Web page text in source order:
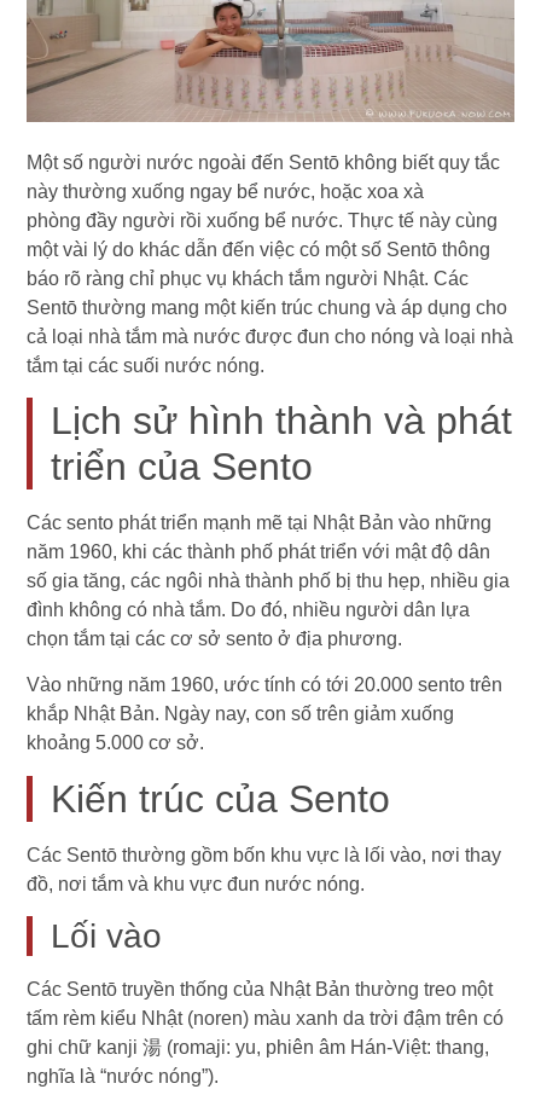
Một số người nước ngoài đến Sentō không biết quy tắc
này thường xuống ngay bể nước, hoặc xoa xà
phòng đầy người rồi xuống bể nước. Thực tế này cùng
một vài lý do khác dẫn đến việc có một số Sentō thông
báo rõ ràng chỉ phục vụ khách tắm người Nhật. Các
Sentō thường mang một kiến trúc chung và áp dụng cho
cả loại nhà tắm mà nước được đun cho nóng và loại nhà
tắm tại các suối nước nóng.
Lịch sử hình thành và phát
triển của Sento
Các sento phát triển mạnh mẽ tại Nhật Bản vào những
năm 1960, khi các thành phố phát triển với mật độ dân
số gia tăng, các ngôi nhà thành phố bị thu hẹp, nhiều gia
đình không có nhà tắm. Do đó, nhiều người dân lựa
chọn tắm tại các cơ sở sento ở địa phương.
Vào những năm 1960, ước tính có tới 20.000 sento trên
khắp Nhật Bản. Ngày nay, con số trên giảm xuống
khoảng 5.000 cơ sở.
Kiến trúc của Sento
Các Sentō thường gồm bốn khu vực là lối vào, nơi thay
đồ, nơi tắm và khu vực đun nước nóng.
Lối vào
Các Sentō truyền thống của Nhật Bản thường treo một
tấm rèm kiểu Nhật (noren) màu xanh da trời đậm trên có
ghi chữ kanji 湯 (romaji: yu, phiên âm Hán-Việt: thang,
nghĩa là “nước nóng”).